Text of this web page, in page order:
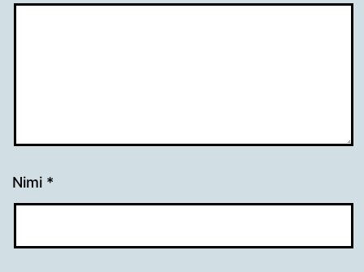
Nimi *